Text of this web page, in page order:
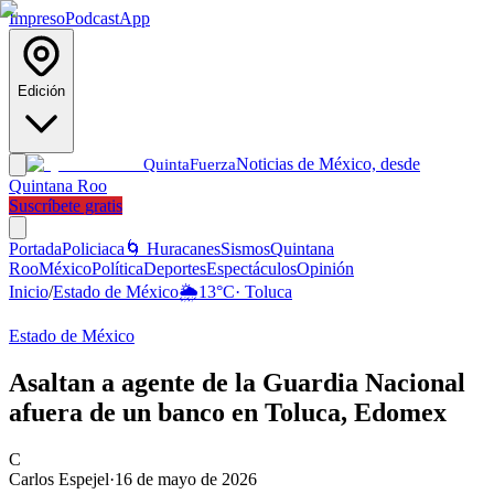
ImpresoPodcastApp
Edición
QuintaFuerzaNoticias de México, desde
Quintana Roo
Suscríbete gratis
PortadaPoliciaca 🌀 HuracanesSismosQuintana
RooMéxicoPolíticaDeportesEspectáculosOpinión
Inicio/Estado de México🌦️13°C· Toluca
Estado de México
Asaltan a agente de la Guardia Nacional
afuera de un banco en Toluca, Edomex
C
Carlos Espejel·16 de mayo de 2026